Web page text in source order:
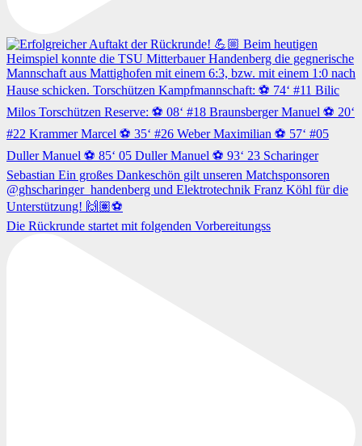
Die Rückrunde startet mit folgenden Vorbereitungss